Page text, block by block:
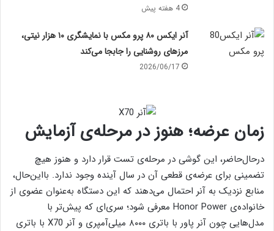
4 هفته پیش
آنر ایکس ۸۰ پرو مکس با نمایشگری ۱۰ هزار نیتی،
مرزهای روشنایی را جابجا می‌کند
2026/06/17
زمان عرضه؛ هنوز در مرحله‌ی آزمایش
درحال‌حاضر، این گوشی در مرحله‌ی تست قرار دارد و هنوز هیچ
تضمینی برای عرضه‌ی قطعی آن در سال آینده وجود ندارد. بااین‌حال،
منابع نزدیک به آنر احتمال می‌دهند که این دستگاه به‌عنوان عضوی از
خانواده‌ی Honor Power معرفی شود؛ سری‌ای که پیش‌تر با
مدل‌هایی چون آنر پاور با باتری ۸۰۰۰ میلی‌آمپری و آنر X70 با باتری